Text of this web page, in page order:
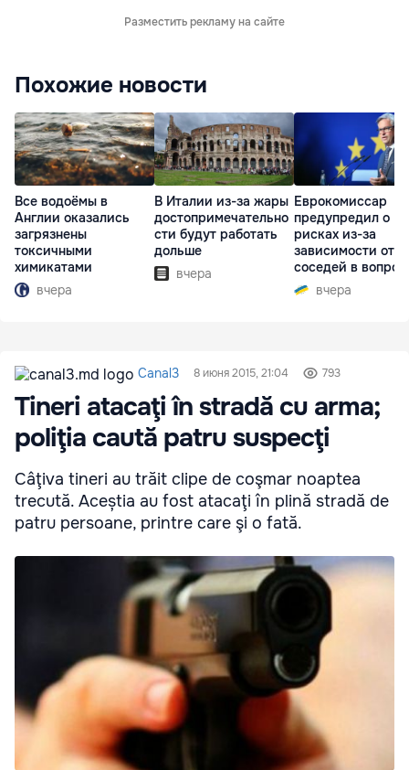
Разместить рекламу на сайте
Похожие новости
Все водоёмы в
Англии оказались
загрязнены
токсичными
химикатами
вчера
В Италии из-за жары
достопримечательно
сти будут работать
дольше
вчера
Еврокомиссар
предупредил о
рисках из-за
зависимости от
соседей в
границ
вчера
Canal3 8 июня 2015, 21:04 793
Tineri atacaţi în stradă cu arma;
poliţia caută patru suspecţi
Câţiva tineri au trăit clipe de coşmar noaptea
trecută. Aceștia au fost atacaţi în plină stradă de
patru persoane, printre care şi o fată.